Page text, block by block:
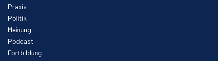
Praxis
Politik
Meinung
Podcast
Fortbildung